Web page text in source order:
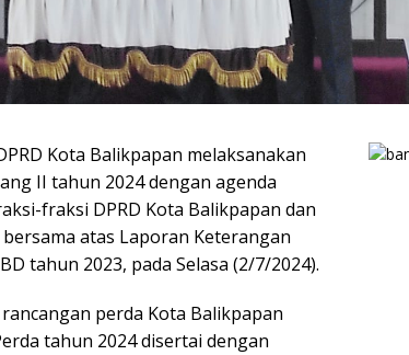
Kota Balikpapan melaksanakan
II tahun 2024 dengan agenda
fraksi DPRD Kota Balikpapan dan
atas Laporan Keterangan
tahun 2023, pada Selasa (2/7/2024).
perda Kota Balikpapan
tahun 2024 disertai dengan